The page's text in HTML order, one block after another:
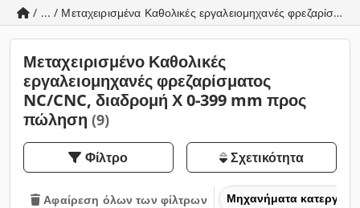
/ ... / Μεταχειρισμένα Καθολικές εργαλειομηχανές
Μεταχειρισμένο Καθολικές
εργαλειομηχανές φρεζαρίσματος
NC/CNC, διαδρομή Χ 0-399 mm προς
πώληση (9)
Φίλτρο Σχετικότητα
Αφαίρεση όλων των φίλτρων Μηχανήματα